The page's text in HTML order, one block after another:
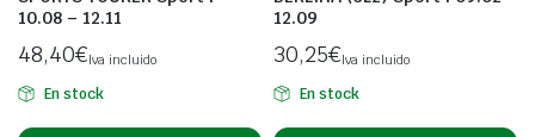
10.08 – 12.11
48,40€Iva incluido
En stock
12.09
30,25€Iva incluido
En stock